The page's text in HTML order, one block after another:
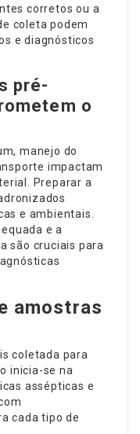
corretos ou a
coleta podem
e diagnósticos
pré-
o
manejo do
impactam
Preparar a
e ambientais.
e a
são cruciais para
amostras
coletada para
inicia-se na
assépticas e
cada tipo de